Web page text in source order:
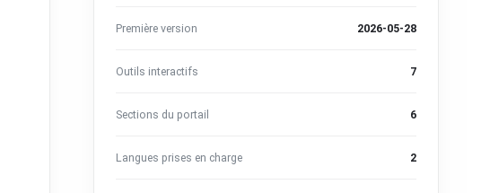
Première version 2026-05-28
Outils interactifs 7
Sections du portail 6
Langues prises en charge 2